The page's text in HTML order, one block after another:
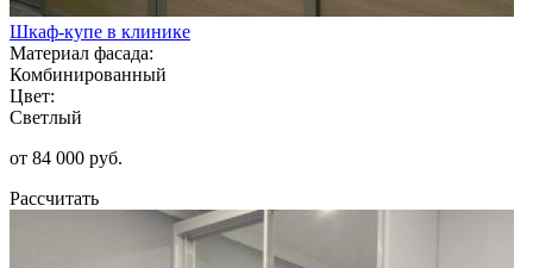
Шкаф-купе в клинике
Материал фасада:
Комбинированный
Цвет:
Светлый
от 84 000 руб.
Рассчитать